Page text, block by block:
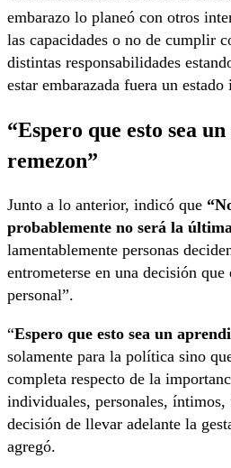
embarazo lo planeó con otros
las capacidades o no de cumplir
distintas responsabilidades
estar embarazada fuera un
“Espero que esto sea
remezon”
Junto a lo anterior, indicó que
probablemente no será la
lamentablemente personas
entrometerse en una decisión
personal”.
“Espero que esto sea un
solamente para la política sino
completa respecto de la
individuales, personales,
decisión de llevar adelante la
agregó.